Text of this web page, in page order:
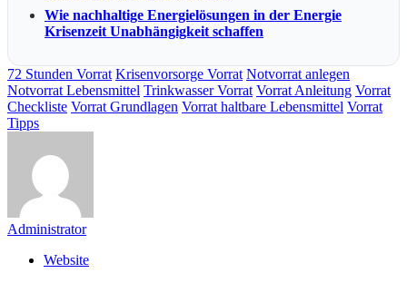
Wie nachhaltige Energielösungen in der Energie
Krisenzeit Unabhängigkeit schaffen
72 Stunden Vorrat Krisenvorsorge Vorrat Notvorrat anlegen
Notvorrat Lebensmittel Trinkwasser Vorrat Vorrat Anleitung Vorrat
Checkliste Vorrat Grundlagen Vorrat haltbare Lebensmittel Vorrat
Tipps
Administrator
Website